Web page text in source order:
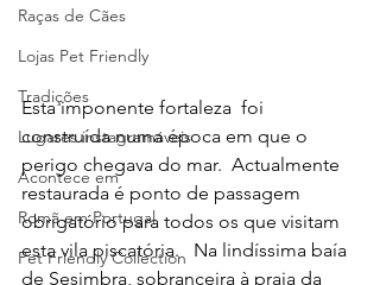
Raças de Cães
Lojas Pet Friendly
Tradições
Lugares instagramáveis
Acontece em
Romã em Portugal
Pet Friendly Collection
Esta imponente fortaleza  foi
construída numa época em que o
perigo chegava do mar.  Actualmente
restaurada é ponto de passagem
obrigatório para todos os que visitam
esta vila piscatória.   Na lindíssima baía
de Sesimbra, sobranceira à praia da